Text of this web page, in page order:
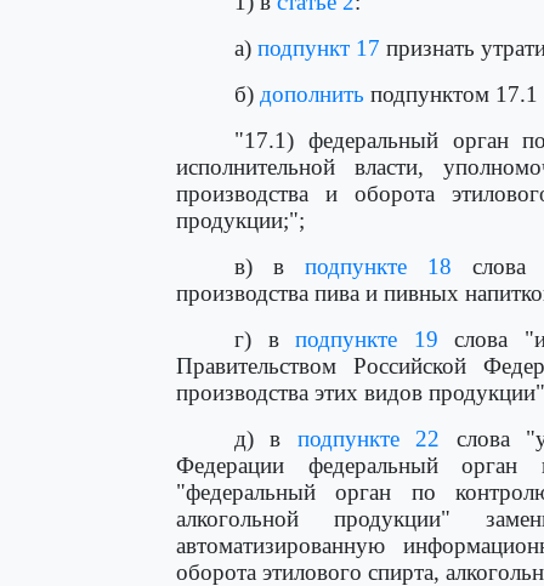
а) подпункт 17 признать
б) дополнить подпунктом
"17.1) федеральный орган
исполнительной власти,
производства и оборота
продукции;";
в) вподпункте 18 слова
производства пива и пивных
г) в подпункте 19 слова
Правительством Российской
производства этих видов
д) в подпункте 22 слова
Федерации федеральный орган
"федеральный орган по
алкогольной продукции"
автоматизированную
оборота этилового спирта,